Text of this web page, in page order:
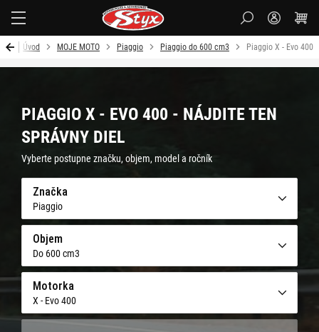
Úvod MOJE MOTO Piaggio Piaggio do 600 cm3 Piaggio X - Evo 400
PIAGGIO X - EVO 400 - NÁJDITE TEN
SPRÁVNY DIEL
Vyberte postupne značku, objem, model a ročník
Značka
Piaggio
Objem
Do 600 cm3
Motorka
X - Evo 400